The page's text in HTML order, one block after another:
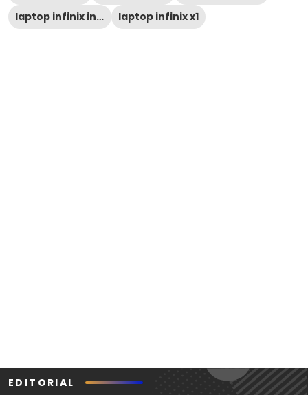
laptop infinix inbook x1 laptop infinix x1
EDITORIAL